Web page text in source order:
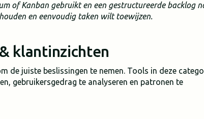
of Kanban gebruikt en een gestructureerde backlog
en eenvoudig taken wilt toewijzen.
klantinzichten
de juiste beslissingen te nemen. Tools in deze
gebruikersgedrag te analyseren en patronen te